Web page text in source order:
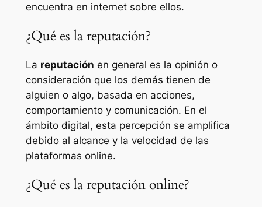
encuentra en internet sobre ellos.
¿Qué es la reputación?
La reputación en general es la opinión o
consideración que los demás tienen de
alguien o algo, basada en acciones,
comportamiento y comunicación. En el
ámbito digital, esta percepción se amplifica
debido al alcance y la velocidad de las
plataformas online.
¿Qué es la reputación online?